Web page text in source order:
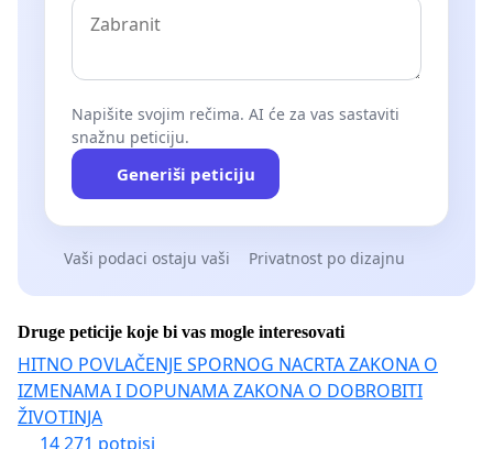
Napišite svojim rečima. AI će za vas sastaviti
snažnu peticiju.
Generiši peticiju
Vaši podaci ostaju vaši Privatnost po dizajnu
Druge peticije koje bi vas mogle interesovati
HITNO POVLAČENJE SPORNOG NACRTA ZAKONA O
IZMENAMA I DOPUNAMA ZAKONA O DOBROBITI
ŽIVOTINJA
14 271 potpisi